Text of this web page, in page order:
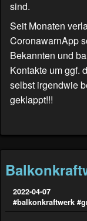
sind.
Seit Monaten
CoronawarnApp
Bekannten und
Kontakte um ggf.
selbst irgendwie
geklappt!!!
2022-04-07
#balkonkraftwerk